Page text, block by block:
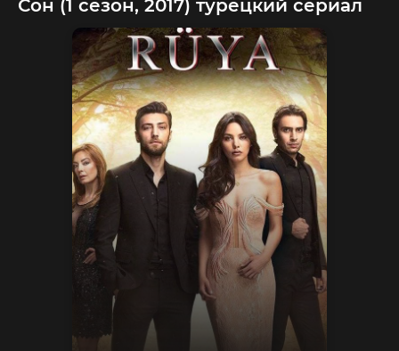
Сон (1 сезон, 2017) турецкий сериал